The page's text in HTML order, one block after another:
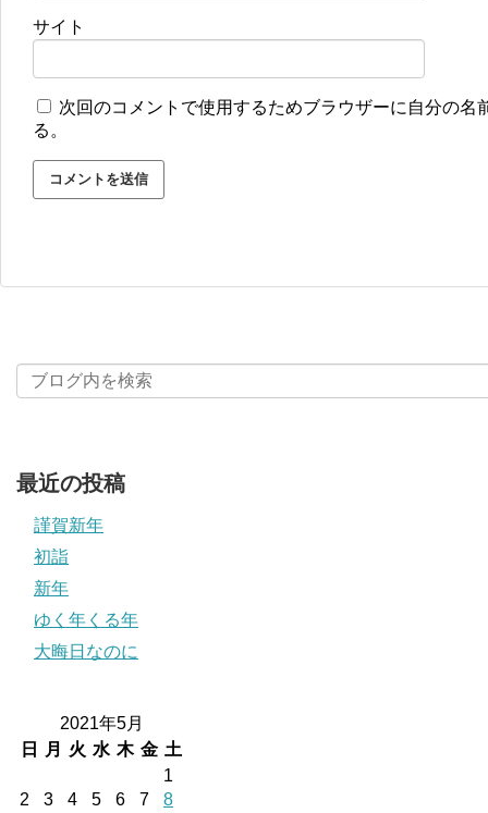
サイト
次回のコメントで使用するためブラウザーに自分の名
る。
最近の投稿
謹賀新年
初詣
新年
ゆく年くる年
大晦日なのに
2021年5月
日
月 火 水 木 金 土
1
2
3 4 5 6 7
8